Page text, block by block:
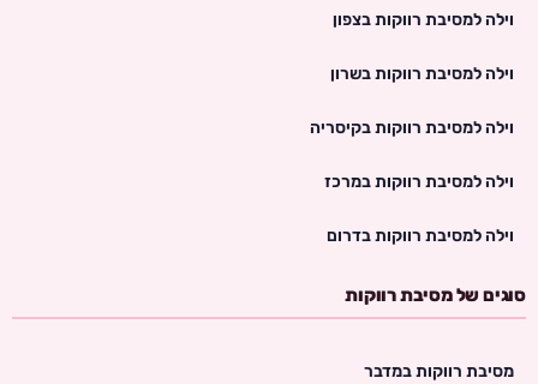
וילה למסיבת רווקות בצפון
וילה למסיבת רווקות בשרון
וילה למסיבת רווקות בקיסריה
וילה למסיבת רווקות במרכז
וילה למסיבת רווקות בדרום
סוגים של מסיבת רווקות
מסיבת רווקות במדבר